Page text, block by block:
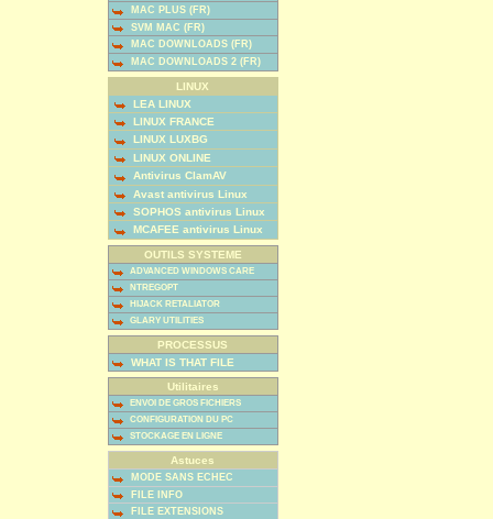
MAC PLUS (FR)
SVM MAC (FR)
MAC DOWNLOADS (FR)
MAC DOWNLOADS 2 (FR)
LINUX
LEA LINUX
LINUX FRANCE
LINUX LUXBG
LINUX ONLINE
Antivirus ClamAV
Avast antivirus Linux
SOPHOS antivirus Linux
MCAFEE antivirus Linux
OUTILS SYSTEME
ADVANCED WINDOWS CARE
NTREGOPT
HIJACK RETALIATOR
GLARY UTILITIES
PROCESSUS
WHAT IS THAT FILE
Utilitaires
ENVOI DE GROS FICHIERS
CONFIGURATION DU PC
STOCKAGE EN LIGNE
Astuces
MODE SANS ECHEC
FILE INFO
FILE EXTENSIONS